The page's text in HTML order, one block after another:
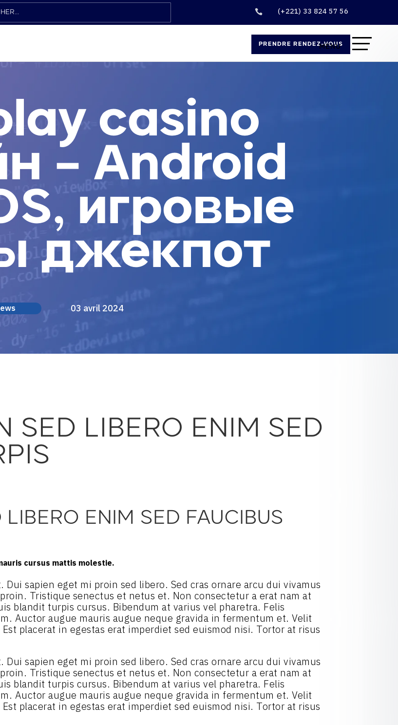
 (+221) 33 824 57 56
PRENDRE RENDEZ-VOUS
casino
– Android
игровые
джекпот
03 avril 2024
SED LIBERO ENIM SED
ENIM SED FAUCIBUS
cursus mattis molestie.
sapien eget mi proin sed libero. Sed cras ornare arcu dui vivamus
Tristique senectus et netus et. Non consectetur a erat nam at
blandit turpis cursus. Bibendum at varius vel pharetra. Felis
Auctor augue mauris augue neque gravida in fermentum et. Velit
placerat in egestas erat imperdiet sed euismod nisi. Tortor at risus
sapien eget mi proin sed libero. Sed cras ornare arcu dui vivamus
Tristique senectus et netus et. Non consectetur a erat nam at
blandit turpis cursus. Bibendum at varius vel pharetra. Felis
Auctor augue mauris augue neque gravida in fermentum et. Velit
placerat in egestas erat imperdiet sed euismod nisi. Tortor at risus